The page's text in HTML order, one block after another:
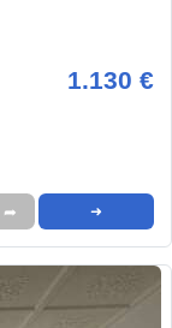
1.130 €
➦ ➜